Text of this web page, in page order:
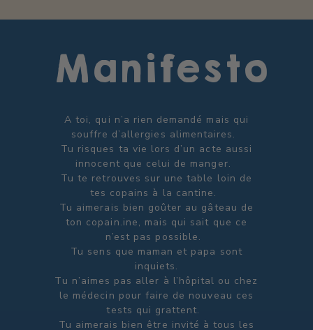
Manifesto
A toi, qui n’a rien demandé mais qui
souffre d’allergies alimentaires.
Tu risques ta vie lors d’un acte aussi
innocent que celui de manger.
Tu te retrouves sur une table loin de
tes copains à la cantine.
Tu aimerais bien goûter au gâteau de
ton copain.ine, mais qui sait que ce
n’est pas possible.
Tu sens que maman et papa sont
inquiets.
Tu n’aimes pas aller à l’hôpital ou chez
le médecin pour faire de nouveau ces
tests qui grattent.
Tu aimerais bien être invité à tous les